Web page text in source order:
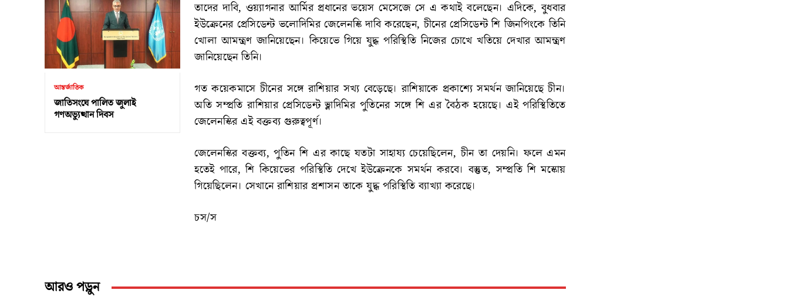
আন্তর্জাতিক
জাতিসংঘে পালিত জুলাই
গণঅভ্যুত্থান দিবস
তাদের দাবি, ওয়্যাগনার আর্মির প্রধানের ভয়েস মেসেজে সে এ কথাই বলেছেন। এদিকে, বুধবার
ইউক্রেনের প্রেসিডেন্ট ভলোদিমির জেলেনস্কি দাবি করেছেন, চীনের প্রেসিডেন্ট শি জিনপিংকে তিনি
খোলা আমন্ত্রণ জানিয়েছেন। কিয়েভে গিয়ে যুদ্ধ পরিস্থিতি নিজের চোখে খতিয়ে দেখার আমন্ত্রণ
জানিয়েছেন তিনি।
গত কয়েকমাসে চীনের সঙ্গে রাশিয়ার সখ্য বেড়েছে। রাশিয়াকে প্রকাশ্যে সমর্থন জানিয়েছে চীন।
অতি সম্প্রতি রাশিয়ার প্রেসিডেন্ট ভ্লাদিমির পুতিনের সঙ্গে শি এর বৈঠক হয়েছে। এই পরিস্থিতিতে
জেলেনস্কির এই বক্তব্য গুরুত্বপূর্ণ।
জেলেনস্কির বক্তব্য, পুতিন শি এর কাছে যতটা সাহায্য চেয়েছিলেন, চীন তা দেয়নি। ফলে এমন
হতেই পারে, শি কিয়েভের পরিস্থিতি দেখে ইউক্রেনকে সমর্থন করবে। বস্তুত, সম্প্রতি শি মস্কোয়
গিয়েছিলেন। সেখানে রাশিয়ার প্রশাসন তাকে যুদ্ধ পরিস্থিতি ব্যাখ্যা করেছে।
চস/স
আরও পড়ুন